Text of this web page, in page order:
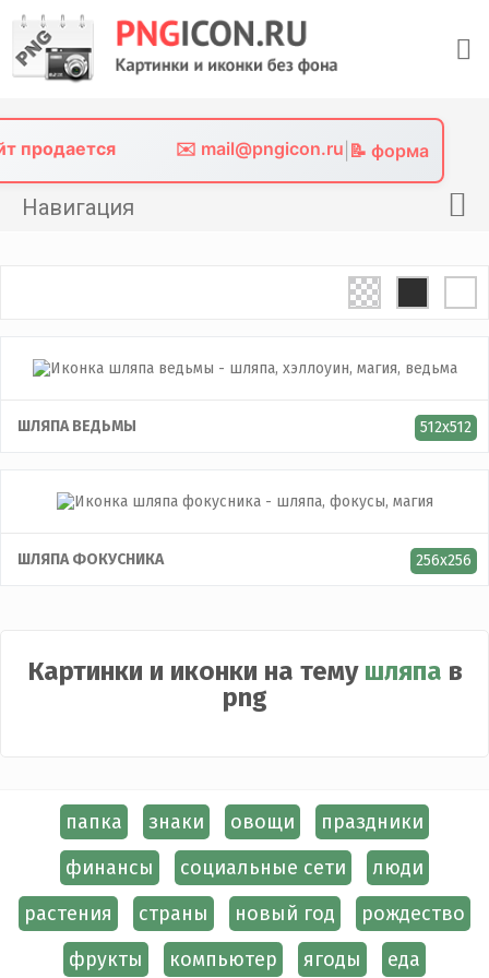
content
продается ✉️ mail@pngicon.ru 📝 форма
Навигация
Фото без фона
ШЛЯПА ВЕДЬМЫ 512x512
ШЛЯПА ФОКУСНИКА 256x256
Картинки и иконки на тему шляпа в
png
папка знаки овощи
праздники
финансы
социальные сети
люди
растения
страны новый год
рождество
фрукты
компьютер ягоды еда